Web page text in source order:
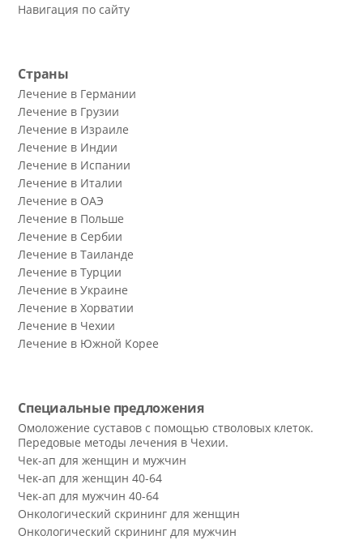
Навигация по сайту
Страны
Лечение в Германии
Лечение в Грузии
Лечение в Израиле
Лечение в Индии
Лечение в Испании
Лечение в Италии
Лечение в ОАЭ
Лечение в Польше
Лечение в Сербии
Лечение в Таиланде
Лечение в Турции
Лечение в Украине
Лечение в Хорватии
Лечение в Чехии
Лечение в Южной Корее
Специальные предложения
Омоложение суставов с помощью стволовых клеток.
Передовые методы лечения в Чехии.
Чек-ап для женщин и мужчин
Чек-ап для женщин 40-64
Чек-ап для мужчин 40-64
Онкологический скрининг для женщин
Онкологический скрининг для мужчин